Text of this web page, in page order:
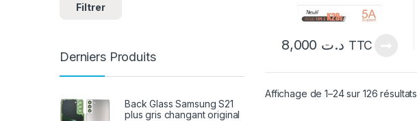
د.ت TTC
Affichage de 1–24 sur 126 résultats
Filtrer
Derniers Produits
Back Glass Samsung S21
plus gris changant original